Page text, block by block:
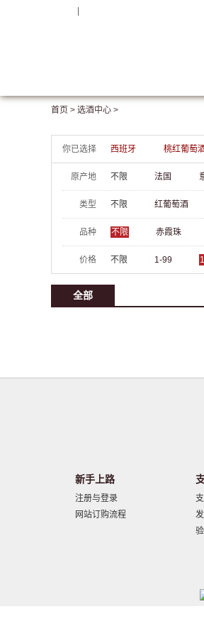
首页 > 选酒中心 >
你已选择 西班牙 桃红葡萄
原产地 不限 法国
类型 不限 红葡萄酒
品种 不限 赤霞珠
价格 不限 1-99
全部
新手上路
注册与登录
网站订购流程